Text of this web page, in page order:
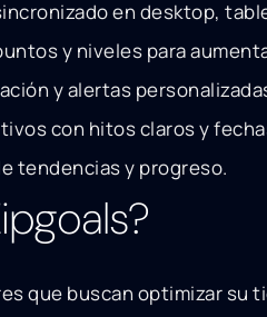
en desktop,
y niveles para
y alertas
con hitos claros y
tendencias y progreso.
que buscan optimizar su